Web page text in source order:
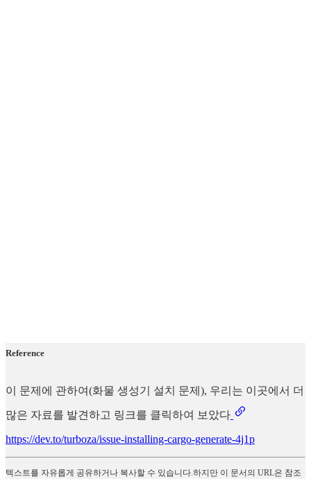
Reference
이 문제에 관하여(화물 생성기 설치 문제), 우리는 이곳에서 더
많은 자료를 발견하고 링크를 클릭하여 보았다
https://dev.to/turboza/issue-installing-cargo-generate-4j1p
텍스트를 자유롭게 공유하거나 복사할 수 있습니다.하지만 이 문서의 URL은 참조